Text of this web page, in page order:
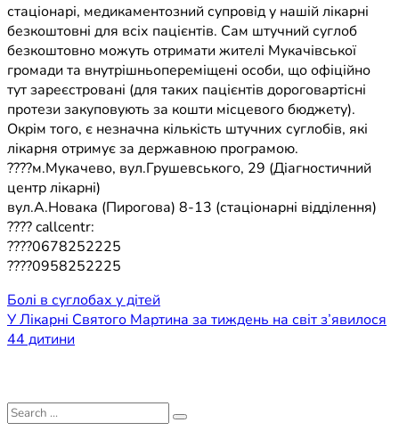
стаціонарі, медикаментозний супровід у нашій лікарні
безкоштовні для всіх пацієнтів. Сам штучний суглоб
безкоштовно можуть отримати жителі Мукачівської
громади та внутрішньопереміщені особи, що офіційно
тут зареєстровані (для таких пацієнтів дороговартісні
протези закуповують за кошти місцевого бюджету).
Окрім того, є незначна кількість штучних суглобів, які
лікарня отримує за державною програмою.
????м.Мукачево, вул.Грушевського, 29 (Діагностичний
центр лікарні)
вул.А.Новака (Пирогова) 8-13 (стаціонарні відділення)
???? callcentr:
????0678252225
????0958252225
Навігація
записів
Болі в суглобах у дітей
У Лікарні Святого Мартина за тиждень на світ з’явилося
44 дитини
Search